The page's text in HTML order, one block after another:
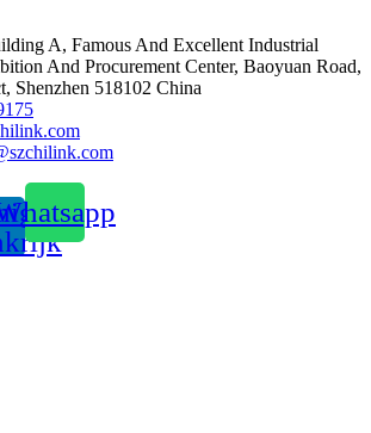
A, Famous And Excellent Industrial
And Procurement Center, Baoyuan Road,
Shenzhen 518102 China